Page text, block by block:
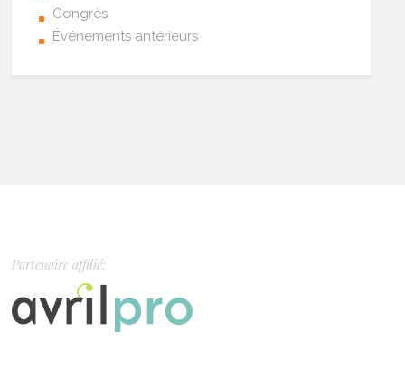
Congrès
Événements antérieurs
Partenaire affilié: